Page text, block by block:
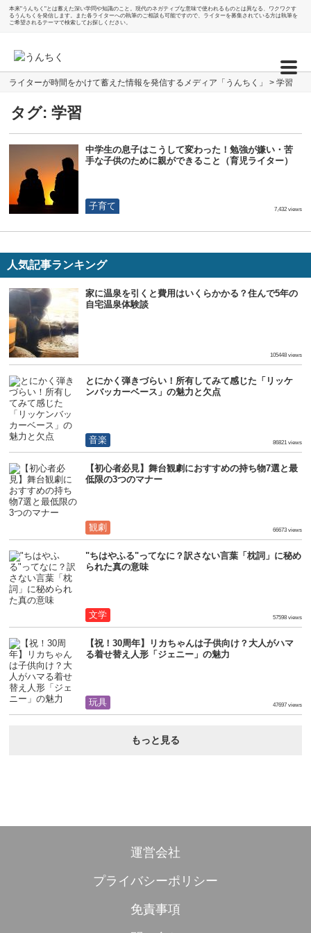
本来"うんちく"とは蓄えた深い学問や知識のこと。現代のネガティブな意味で使われるものとは異なる、ワクワクす
るうんちくを発信します。また各ライターへの執筆のご相談も可能ですので、ライターを募集されている方は執筆を
ご希望されるテーマで検索してお探しください。
ライターが時間をかけて蓄えた情報を発信するメディア「うんちく」 >学習
タグ: 学習
中学生の息子はこうして変わった！勉強が嫌い・苦
手な子供のために親ができること（育児ライター）
子育て 7,432 views
人気記事ランキング
家に温泉を引くと費用はいくらかかる？住んで5年の
自宅温泉体験談
105448 views
とにかく弾きづらい！所有してみて感じた「リッケ
ンバッカーベース」の魅力と欠点
音楽 86821 views
【初心者必見】舞台観劇におすすめの持ち物7選と最
低限の3つのマナー
観劇 66673 views
"ちはやふる"ってなに？訳さない言葉「枕詞」に秘め
られた真の意味
文学 57598 views
【祝！30周年】リカちゃんは子供向け？大人がハマ
る着せ替え人形「ジェニー」の魅力
玩具 47697 views
もっと見る
運営会社
プライバシーポリシー
免責事項